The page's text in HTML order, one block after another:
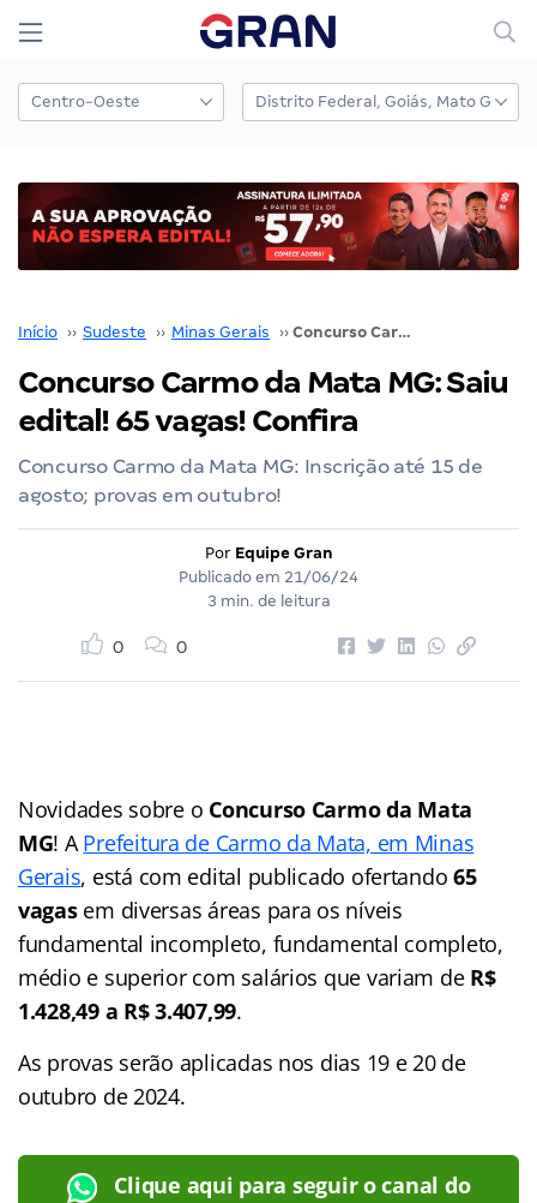
Início ›› Sudeste ›› Minas Gerais ›› Concurso Carmo da Mata MG: Saiu edital! 65 vagas! Confira
Concurso Carmo da Mata MG: Saiu
edital! 65 vagas! Confira
Concurso Carmo da Mata MG: Inscrição até 15 de
agosto; provas em outubro!
Por Equipe Gran
Publicado em 21/06/24
3 min. de leitura
0 0
Novidades sobre o Concurso Carmo da Mata
MG! APrefeitura de Carmo da Mata, em Minas
Gerais, está com edital publicado ofertando65
vagasem diversas áreas para os níveis
fundamental incompleto, fundamental completo,
médio e superior com salários que variam de R$
1.428,49 a R$ 3.407,99.
As provas serão aplicadas nos dias 19 e 20 de
outubro de 2024.
Clique aqui para seguir o canal do